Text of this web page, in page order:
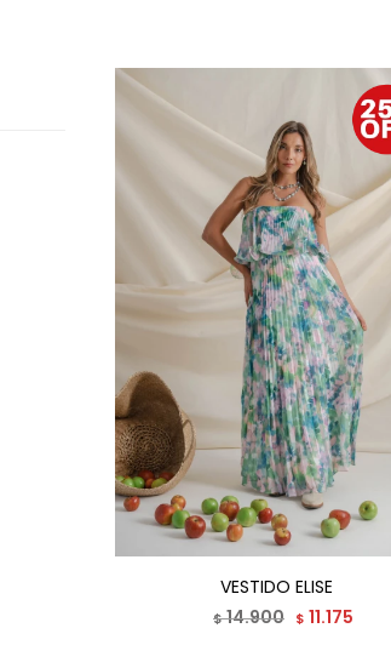
VESTIDO ELISE
$14.900 $ 11.175